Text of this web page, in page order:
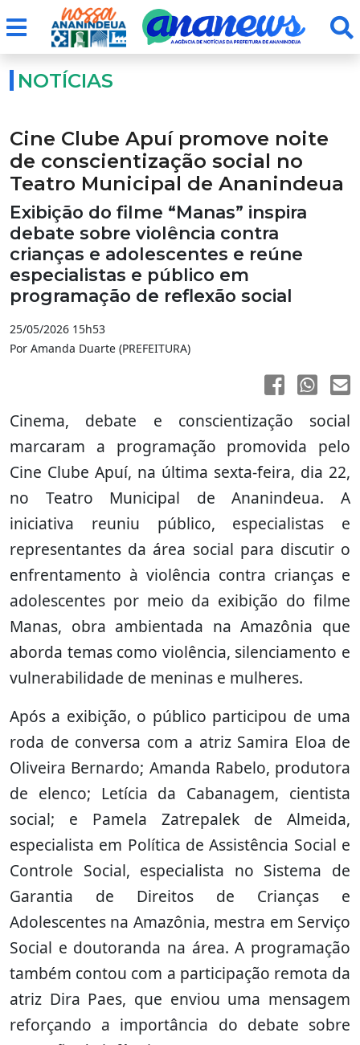
NOTÍCIAS
Cine Clube Apuí promove noite
de conscientização social no
Teatro Municipal de Ananindeua
Exibição do filme “Manas” inspira
debate sobre violência contra
crianças e adolescentes e reúne
especialistas e público em
programação de reflexão social
25/05/2026 15h53
Por Amanda Duarte (PREFEITURA)
Cinema, debate e conscientização social
marcaram a programação promovida pelo
Cine Clube Apuí, na última sexta-feira, dia 22,
no Teatro Municipal de Ananindeua. A
iniciativa reuniu público, especialistas e
representantes da área social para discutir o
enfrentamento à violência contra crianças e
adolescentes por meio da exibição do filme
Manas, obra ambientada na Amazônia que
aborda temas como violência, silenciamento e
vulnerabilidade de meninas e mulheres.
Após a exibição, o público participou de uma
roda de conversa com a atriz Samira Eloa de
Oliveira Bernardo; Amanda Rabelo, produtora
de elenco; Letícia da Cabanagem, cientista
social; e Pamela Zatrepalek de Almeida,
especialista em Política de Assistência Social e
Controle Social, especialista no Sistema de
Garantia de Direitos de Crianças e
Adolescentes na Amazônia, mestra em Serviço
Social e doutoranda na área. A programação
também contou com a participação remota da
atriz Dira Paes, que enviou uma mensagem
reforçando a importância do debate sobre